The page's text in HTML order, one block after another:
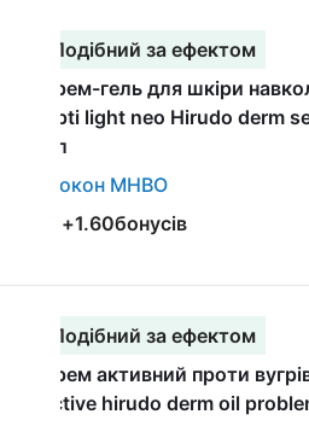
Подібний за ефектом
Крем-гель для шкіри
Opti light neo Hirudo derm
мл
Біокон МНВО
+1.60бонусів
Подібний за ефектом
Крем активний проти
active hirudo derm oil